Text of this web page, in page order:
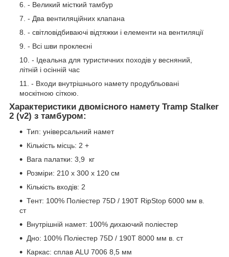
- Великий місткий тамбур
- Два вентиляційних клапана
- світловідбиваючі відтяжки і елементи на вентиляції
- Всі шви проклеєні
- Ідеальна для туристичних походів у весняний,
літній і осінній час
- Входи внутрішнього намету продубльовані
москітною сіткою.
Характеристики двомісного намету Tramp Stalker
2 (v2) з тамбуром:
Тип: універсальний намет
Кількість місць: 2 +
Вага палатки: 3,9 кг
Розміри: 210 х 300 х 120 см
Кількість входів: 2
Тент: 100% Поліестер 75D / 190T RipStop 6000 мм в.
ст
Внутрішній намет: 100% дихаючий поліестер
Дно: 100% Поліестер 75D / 190T 8000 мм в. ст
Каркас: сплав ALU 7006 8,5 мм